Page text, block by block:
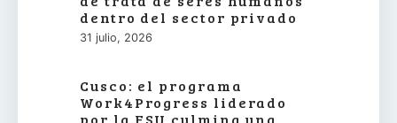
dentro del sector privado
31 julio, 2026
Cusco: el programa
Work4Progress liderado
por la FSU culmina una